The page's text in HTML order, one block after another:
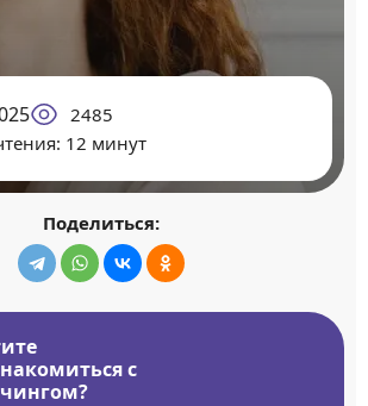
2485
12 минут
Поделиться:
с